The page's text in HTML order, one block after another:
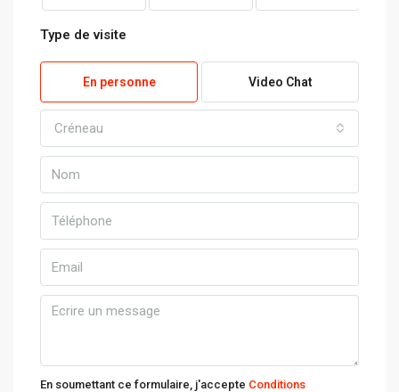
Type de visite
En personne Video Chat
Créneau
En soumettant ce formulaire, j'accepte Conditions